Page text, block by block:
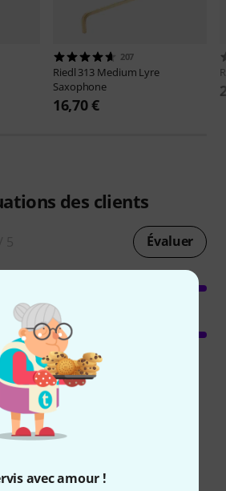
avec amour !
207
Riedl 313 Medium Lyre
Saxophone
16,70 €
des clients
Évaluer
le Machu 17.07.2019